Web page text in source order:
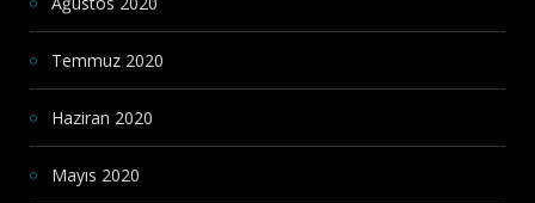
Temmuz 2020
Haziran 2020
Mayıs 2020